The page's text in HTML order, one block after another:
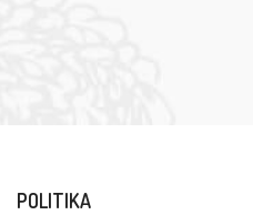
POLITIKA